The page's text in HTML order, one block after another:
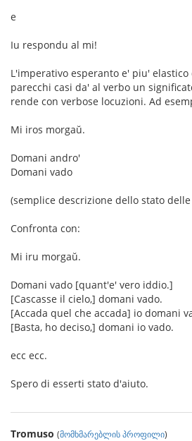
e
Iu respondu al mi!
L'imperativo esperanto e' piu'
parecchi casi da' al verbo un
rende con verbose locuzioni. Ad
Mi iros morgaŭ.
Domani andro'
Domani vado
(semplice descrizione dello stato delle
Confronta con:
Mi iru morgaŭ.
Domani vado [quant'e' vero iddio.]
[Cascasse il cielo,] domani vado.
[Accada quel che accada] io domani
[Basta, ho deciso,] domani io vado.
ecc ecc.
Spero di esserti stato d'aiuto.
Tromuso (მომხმარებლის პროფილი)